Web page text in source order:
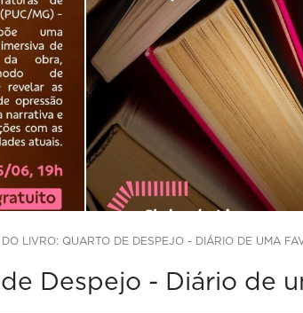
DO LIVRO: QUARTO DE DESPEJO - DIÁRIO DE UMA
Despejo - Diário de